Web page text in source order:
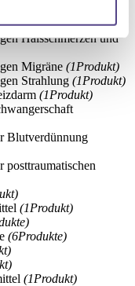
)
Halsschmerzen und
Migräne (1Produkt)
Strahlung (1Produkt)
(1Produkt)
Blutverdünnung
posttraumatischen
)
(1Produkt)
)
(6Produkte)
)
)
(1Produkt)